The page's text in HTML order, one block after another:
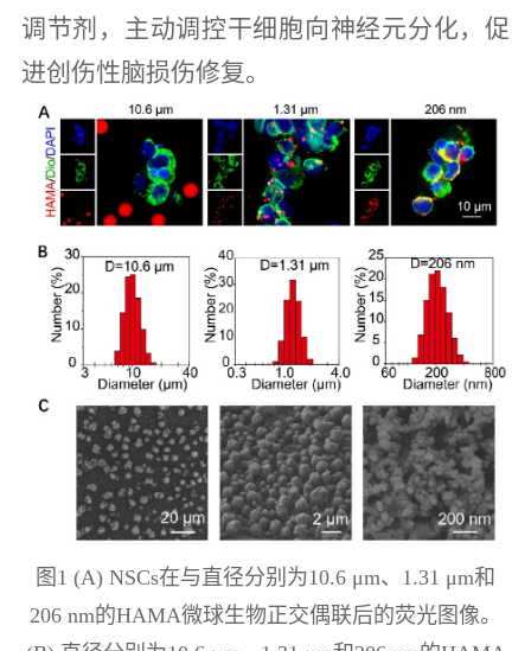
调节剂，主动调控干细胞向神经元分化，促
进创伤性脑损伤修复。
图1 (A) NSCs在与直径分别为10.6 μm、1.31 μm和
206 nm的HAMA微球生物正交偶联后的荧光图像。